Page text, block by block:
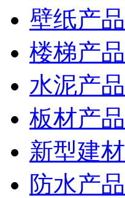
壁纸产品
楼梯产品
水泥产品
板材产品
新型建材
防水产品